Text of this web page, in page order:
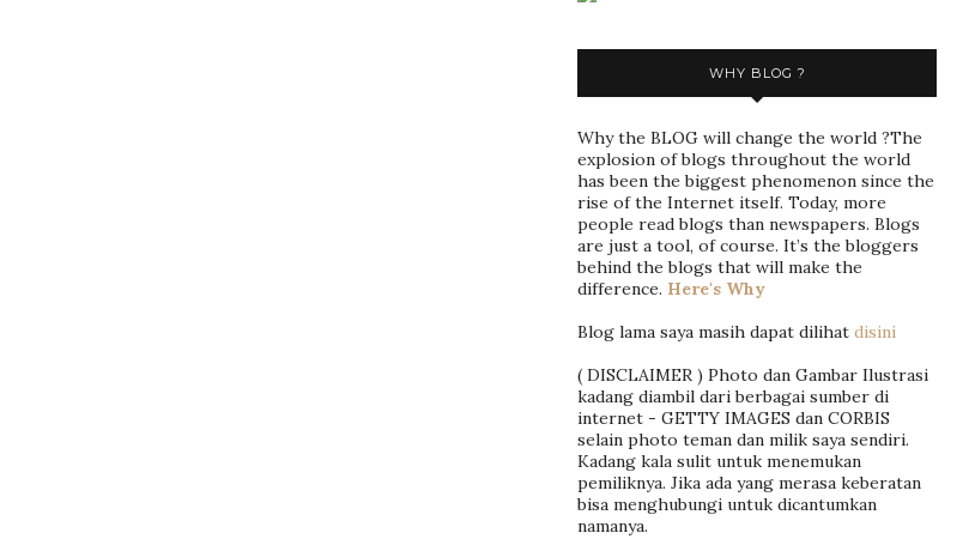
WHY BLOG ?
Why the BLOG will change the world ?The
explosion of blogs throughout the world
has been the biggest phenomenon since the
rise of the Internet itself. Today, more
people read blogs than newspapers. Blogs
are just a tool, of course. It’s the bloggers
behind the blogs that will make the
difference. Here's Why
Blog lama saya masih dapat dilihat disini
( DISCLAIMER ) Photo dan Gambar Ilustrasi
kadang diambil dari berbagai sumber di
internet - GETTY IMAGES dan CORBIS
selain photo teman dan milik saya sendiri.
Kadang kala sulit untuk menemukan
pemiliknya. Jika ada yang merasa keberatan
bisa menghubungi untuk dicantumkan
namanya.